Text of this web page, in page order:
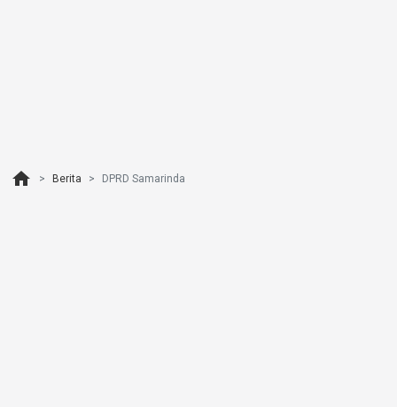
home Berita DPRD Samarinda